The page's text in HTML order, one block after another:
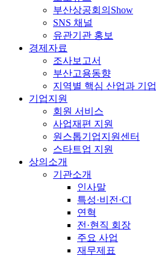
부산상공회의Show
SNS 채널
유관기관 홍보
경제자료
조사보고서
부산고용동향
지역별 핵심 산업과 기업
기업지원
회원 서비스
사업재편 지원
원스톱기업지원센터
스타트업 지원
상의소개
기관소개
인사말
특성·비전·CI
연혁
전·현직 회장
주요 사업
재무제표